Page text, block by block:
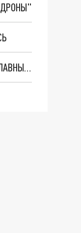
ДРОНЫ"
"МЫ ВАС ЗАСТАВИМ": ЖУТКИЕ ДЕТАЛИ ОХОТЫ НА ГЕНЕРАЛА. ЗЕЛЕНСКИЙ ОБЪЯСНИЛ ГЛАВНЫЙ СМЫСЛ ТЕРАКТА В ЦЕНТРЕ МОСКВЫ